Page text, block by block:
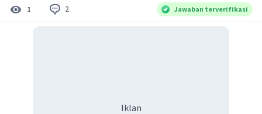
1 2 Jawaban terverifikasi
Iklan